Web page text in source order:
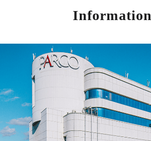
Information